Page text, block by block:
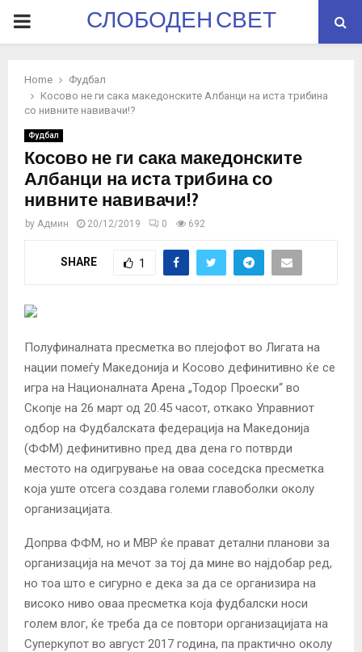
PRIMARYСЛОБОДЕН СВЕТ
Home
Фудбал
Косово не ги сака македонските Албанци на иста трибина
со нивните навивачи!?
Фудбал
Косово не ги сака македонските
Албанци на иста трибина со
нивните навивачи!?
by Админ 20/12/2019 0 692
SHARE 1
Полуфиналната пресметка во плејофот во Лигата на
нации помеѓу Македонија и Косово дефинитивно ќе се
игра на Националната Арена „Тодор Проески“ во
Скопје на 26 март од 20.45 часот, откако Управниот
одбор на Фудбалската федерација на Македонија
(ФФМ) дефинитивно пред два дена го потврди
местото на одигрување на оваа соседска пресметка
која уште отсега создава големи главоболки околу
организацијата.
Допрва ФФМ, но и МВР ќе прават детални планови за
организација на мечот за тој да мине во најдобар ред,
но тоа што е сигурно е дека за да се организира на
високо ниво оваа пресметка која фудбалски носи
голем влог, ќе треба да се повтори организацијата на
Суперкупот во август 2017 година, па практично околу